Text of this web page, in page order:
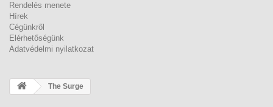
Rendelés menete
Hírek
Cégünkről
Elérhetőségünk
Adatvédelmi nyilatkozat
The Surge